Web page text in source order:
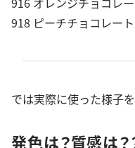
918 ピーチチョコレー
では実際に使った様子
発色は？質感は？